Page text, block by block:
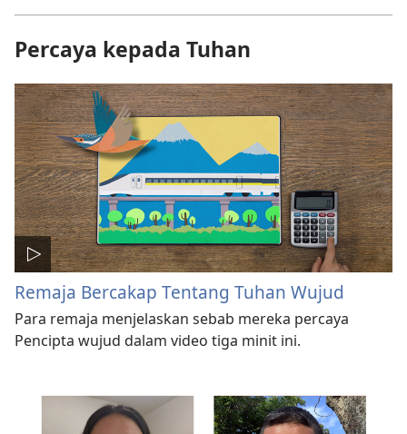
Percaya kepada Tuhan
Remaja Bercakap Tentang Tuhan Wujud
Para remaja menjelaskan sebab mereka percaya
Pencipta wujud dalam video tiga minit ini.